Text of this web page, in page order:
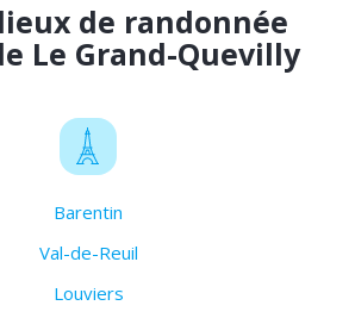
de randonnée
Le Grand-Quevilly
Barentin
Val-de-Reuil
Louviers